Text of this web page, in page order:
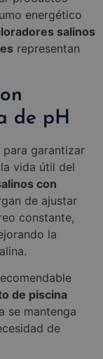
energético
salinos
representan
de pH
garantizar
vida útil del
con
de ajustar
constante,
la
de piscina
se mantenga
de